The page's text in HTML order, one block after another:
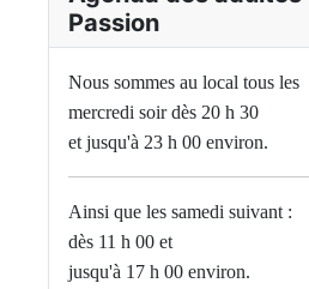
Passion
Nous sommes au local tous les
mercredi soir dès 20 h 30
et jusqu'à 23 h 00 environ.
Ainsi que les samedi suivant :
dès 11 h 00 et
jusqu'à 17 h 00 environ.